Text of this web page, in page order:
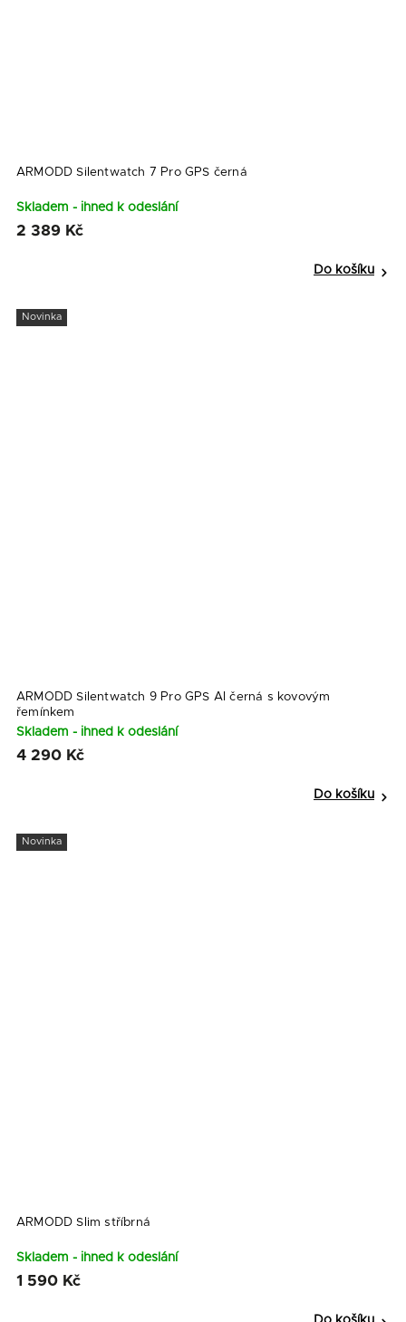
ARMODD Silentwatch 7 Pro GPS černá
Skladem - ihned k odeslání
2 389 Kč
Do košíku
Novinka
ARMODD Silentwatch 9 Pro GPS AI černá s kovovým
řemínkem
Skladem - ihned k odeslání
4 290 Kč
Do košíku
Novinka
ARMODD Slim stříbrná
Skladem - ihned k odeslání
1 590 Kč